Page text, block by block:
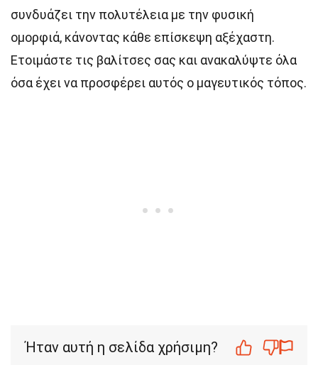
συνδυάζει την πολυτέλεια με την φυσική
ομορφιά, κάνοντας κάθε επίσκεψη αξέχαστη.
Ετοιμάστε τις βαλίτσες σας και ανακαλύψτε όλα
όσα έχει να προσφέρει αυτός ο μαγευτικός τόπος.
Ήταν αυτή η σελίδα χρήσιμη?